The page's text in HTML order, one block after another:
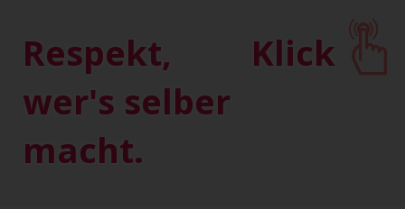
Schiebetore Drehtore Zaunfelder
Antriebe
Referenzen
Downloads Zubehör
Tore
ALUMINIUM
Klick
Respekt,
wer's selber
macht.